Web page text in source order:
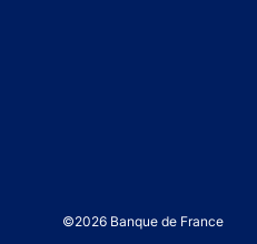
©2026 Banque de France